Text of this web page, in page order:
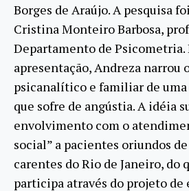
Borges de Araújo. A pesquisa
Cristina Monteiro Barbosa,
Departamento de Psicometria.
apresentação, Andreza narrou
psicanalítico e familiar de uma
que sofre de angústia. A idéia
envolvimento com o
social” a pacientes oriundos
carentes do Rio de Janeiro, do
participa através do projeto de